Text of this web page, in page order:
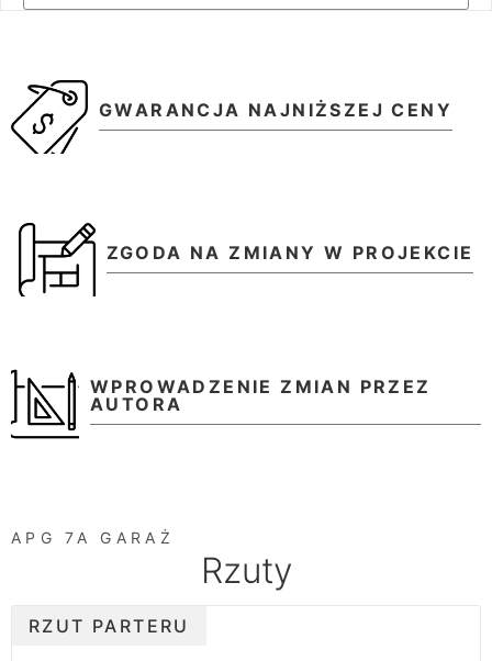
GWARANCJA NAJNIŻSZEJ CENY
ZGODA NA ZMIANY W PROJEKCIE
WPROWADZENIE ZMIAN PRZEZ
AUTORA
APG 7A GARAŻ
Rzuty
RZUT PARTERU